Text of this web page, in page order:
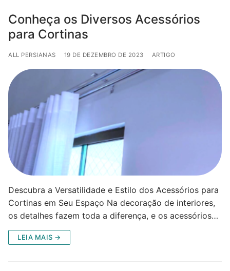
Conheça os Diversos Acessórios
para Cortinas
ALL PERSIANAS 19 DE DEZEMBRO DE 2023 ARTIGO
Descubra a Versatilidade e Estilo dos Acessórios para
Cortinas em Seu Espaço Na decoração de interiores,
os detalhes fazem toda a diferença, e os acessórios…
LEIA MAIS →